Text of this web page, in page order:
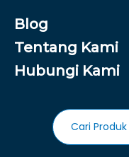
Blog
Tentang Kami
Hubungi Kami